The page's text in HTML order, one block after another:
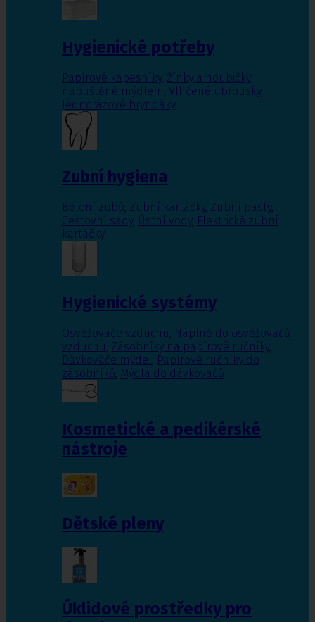
Hygienické potřeby
Papírové kapesníky, Žínky a houbičky
napuštěné mýdlem, Vlhčené ubrousky,
Jednorázové bryndáky
Zubní hygiena
Bělení zubů, Zubní kartáčky, Zubní pasty,
Cestovní sady, Ústní vody, Elektrické zubní
kartáčky
Hygienické systémy
Osvěžovače vzduchu, Náplně do osvěžovačů
vzduchu, Zásobníky na papírové ručníky,
Dávkováče mýdel, Papírové ručníky do
zásobníků, Mýdla do dávkovačů
Kosmetické a pedikérské
nástroje
Dětské pleny
Úklidové prostředky pro